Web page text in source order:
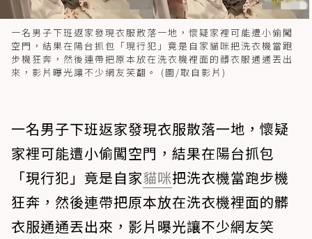
一名男子下班返家發現衣服散落一地，懷疑家裡可能遭小偷闖
空門，結果在陽台抓包「現行犯」竟是自家貓咪把洗衣機當跑
步機狂奔，然後連帶把原本放在洗衣機裡面的髒衣服通通丟出
來，影片曝光讓不少網友笑翻。 (圖/取自影片)
一名男子下班返家發現衣服散落一地，懷疑
家裡可能遭小偷闖空門，結果在陽台抓包
「現行犯」竟是自家貓咪把洗衣機當跑步機
狂奔，然後連帶把原本放在洗衣機裡面的髒
衣服通通丟出來，影片曝光讓不少網友笑